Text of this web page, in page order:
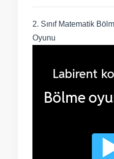
2. Sınıf Matematik
Oyunu